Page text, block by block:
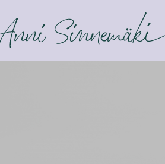
ANNI SINNEMÄKI